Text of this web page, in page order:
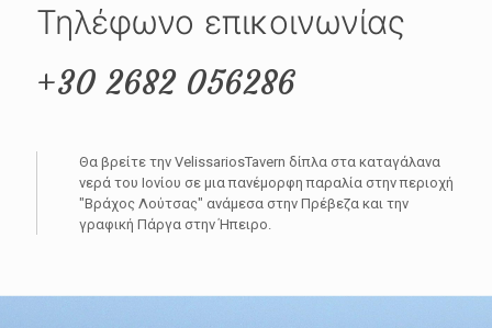
Τηλέφωνο επικοινωνίας
+30 2682 056286
Θα βρείτε την VelissariosTavern δίπλα στα καταγάλανα
νερά του Ιονίου σε μια πανέμορφη παραλία στην περιοχή
"Βράχος Λούτσας" ανάμεσα στην Πρέβεζα και την
γραφική Πάργα στην Ήπειρο.